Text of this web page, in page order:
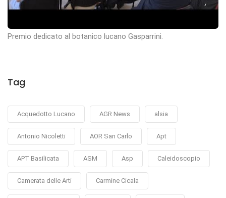
Premio dedicato al botanico lucano Gasparrini.
Tag
Acquedotto Lucano AGR News alsia
Antonio Nicoletti AOR San Carlo Apt
APT Basilicata ASM Asp Caleidoscopio
Camerata delle Arti Carmine Cicala